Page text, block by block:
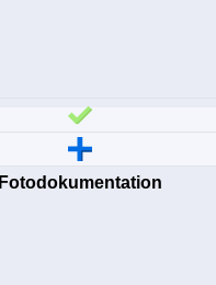
Fotodokumentation